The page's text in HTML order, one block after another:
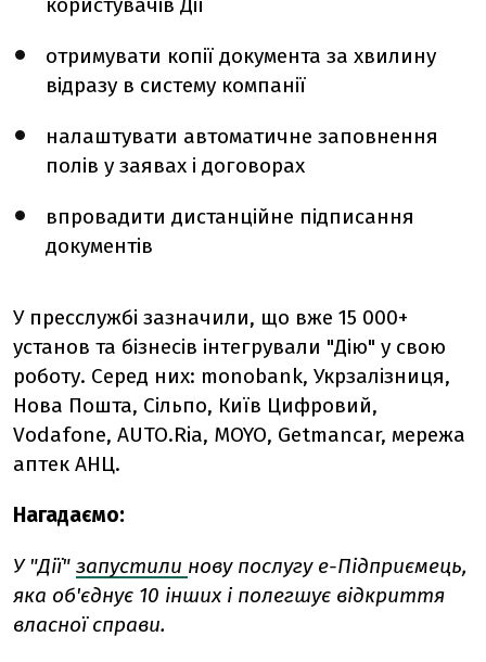
отримувати копії документа за хвилину
відразу в систему компанії
налаштувати автоматичне заповнення
полів у заявах і договорах
впровадити дистанційне підписання
документів
У пресслужбі зазначили, що вже 15 000+
установ та бізнесів інтегрували "Дію" у свою
роботу. Серед них: monobank, Укрзалізниця,
Нова Пошта, Сільпо, Київ Цифровий,
Vodafone, AUTO.Ria, MOYO, Getmancar, мережа
аптек АНЦ.
Нагадаємо:
У "Дії" запустили нову послугу е-Підприємець,
яка об'єднує 10 інших і полегшує відкриття
власної справи.